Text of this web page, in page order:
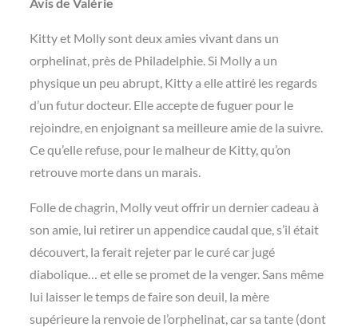
Kitty et Molly sont deux amies vivant dans un
orphelinat, près de Philadelphie. Si Molly a un
physique un peu abrupt, Kitty a elle attiré les regards
d’un futur docteur. Elle accepte de fuguer pour le
rejoindre, en enjoignant sa meilleure amie de la suivre.
Ce qu’elle refuse, pour le malheur de Kitty, qu’on
retrouve morte dans un marais.
Folle de chagrin, Molly veut offrir un dernier cadeau à
son amie, lui retirer un appendice caudal que, s’il était
découvert, la ferait rejeter par le curé car jugé
diabolique… et elle se promet de la venger. Sans même
lui laisser le temps de faire son deuil, la mère
supérieure la renvoie de l’orphelinat, car sa tante (dont